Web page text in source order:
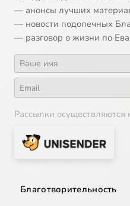
— анонсы лучших
— новости подопечных
— разговор о жизни по
Рассылки
Благотворительность